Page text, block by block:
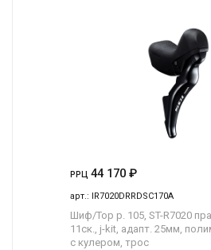
РРЦ 44 170 ₽
арт.: IR7020DRRDSC170A
Шиф/Тор р. 105, ST-R7020
11ск., j-kit, адапт. 25мм,
с кулером, трос